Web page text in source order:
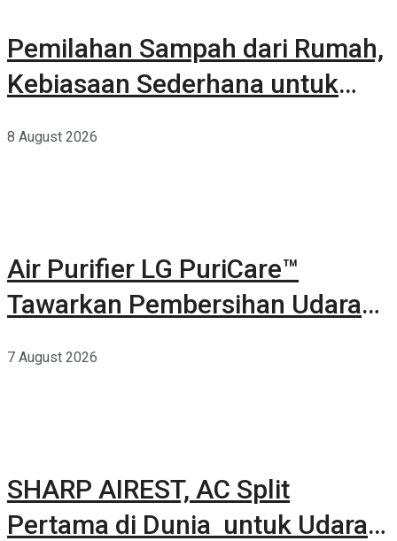
Pemilahan Sampah dari Rumah,
Kebiasaan Sederhana untuk
8 August 2026
Air Purifier LG PuriCare™
Tawarkan Pembersihan Udara
7 August 2026
SHARP AIREST, AC Split
Pertama di Dunia untuk Udara